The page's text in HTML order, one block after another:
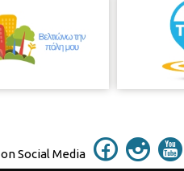
on Social Media